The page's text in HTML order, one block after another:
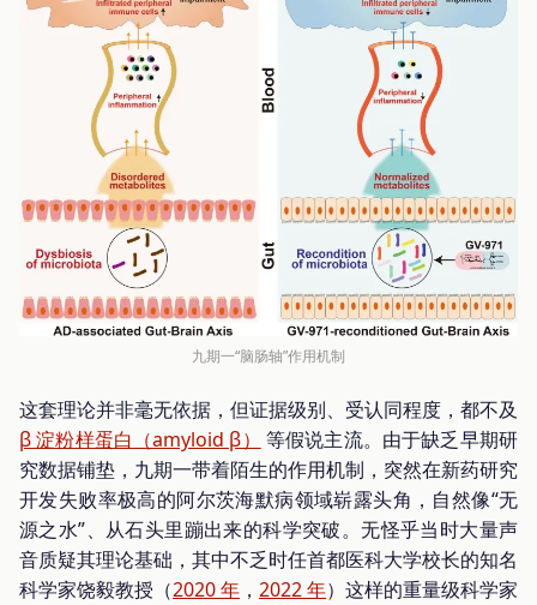
九期一“脑肠轴”作用机制
这套理论并非毫无依据，但证据级别、受认同程度，都不及
β 淀粉样蛋白（amyloid β）
等假说主流。由于缺乏早期研
究数据铺垫，九期一带着陌生的作用机制，突然在新药研究
开发失败率极高的阿尔茨海默病领域崭露头角，自然像“无
源之水”、从石头里蹦出来的科学突破。无怪乎当时大量声
音质疑其理论基础，其中不乏时任首都医科大学校长的知名
科学家饶毅教授（2020 年 ， 2022 年）这样的重量级科学家